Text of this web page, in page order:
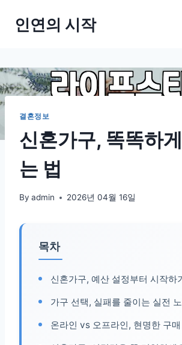
인연의 시작
결혼정보
신혼가구, 똑똑하
는 법
By admin 2026년 04월 16일
목차
신혼가구, 예산 설정부터 시작하
가구 선택, 실패를 줄이는 실전
온라인 vs 오프라인, 현명한 구